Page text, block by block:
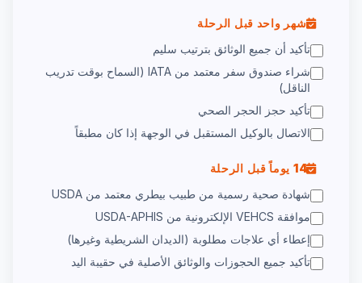
شهر واحد قبل الرحلة
تأكيد أن جميع الوثائق بترتيب سليم
شراء صندوق سفر معتمد من IATA (السماح بوقت تدريب
الناقل)
تأكيد حجز الحجر الصحي
الاتصال بالوكيل المستقبل في الوجهة إذا كان مطبقاً
14 يوماً قبل الرحلة
شهادة صحية رسمية من طبيب بيطري معتمد من USDA
موافقة VEHCS الإلكترونية من USDA-APHIS
إعطاء أي علاجات مطلوبة (الديدان الشريطية وغيرها)
تأكيد جميع الحجوزات والوثائق الأصلية في حقيبة اليد